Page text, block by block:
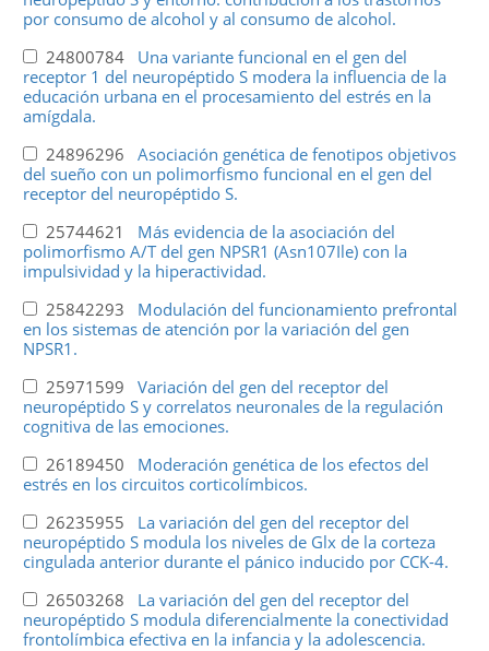
por consumo de alcohol y al consumo de alcohol.
24800784 Una variante funcional en el gen del
receptor 1 del neuropéptido S modera la influencia de la
educación urbana en el procesamiento del estrés en la
amígdala.
24896296 Asociación genética de fenotipos objetivos
del sueño con un polimorfismo funcional en el gen del
receptor del neuropéptido S.
25744621 Más evidencia de la asociación del
polimorfismo A/T del gen NPSR1 (Asn107Ile) con la
impulsividad y la hiperactividad.
25842293 Modulación del funcionamiento prefrontal
en los sistemas de atención por la variación del gen
NPSR1.
25971599 Variación del gen del receptor del
neuropéptido S y correlatos neuronales de la regulación
cognitiva de las emociones.
26189450 Moderación genética de los efectos del
estrés en los circuitos corticolímbicos.
26235955 La variación del gen del receptor del
neuropéptido S modula los niveles de Glx de la corteza
cingulada anterior durante el pánico inducido por CCK-4.
26503268 La variación del gen del receptor del
neuropéptido S modula diferencialmente la conectividad
frontolímbica efectiva en la infancia y la adolescencia.